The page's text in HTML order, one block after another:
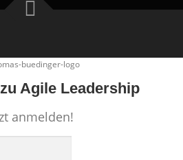
Agile Leadership
anmelden!